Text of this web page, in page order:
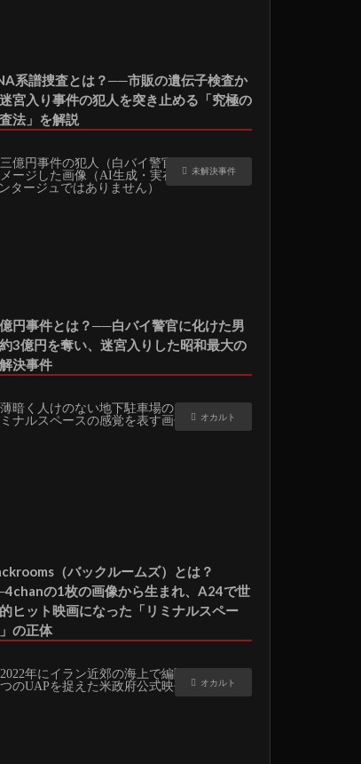
系譜捜査とは？──市販の遺伝子検査か
宮入り事件の犯人を突き止める「究極の
法」を解説
未解決事件
円事件とは？──白バイ警官に化けた男
3億円を奪い、迷宮入りした昭和最大の
決事件
オカルト
（バックルームズ）とは？
の1枚の画像から生まれ、A24で世
ヒット映画になった「リミナルスペー
の正体
オカルト